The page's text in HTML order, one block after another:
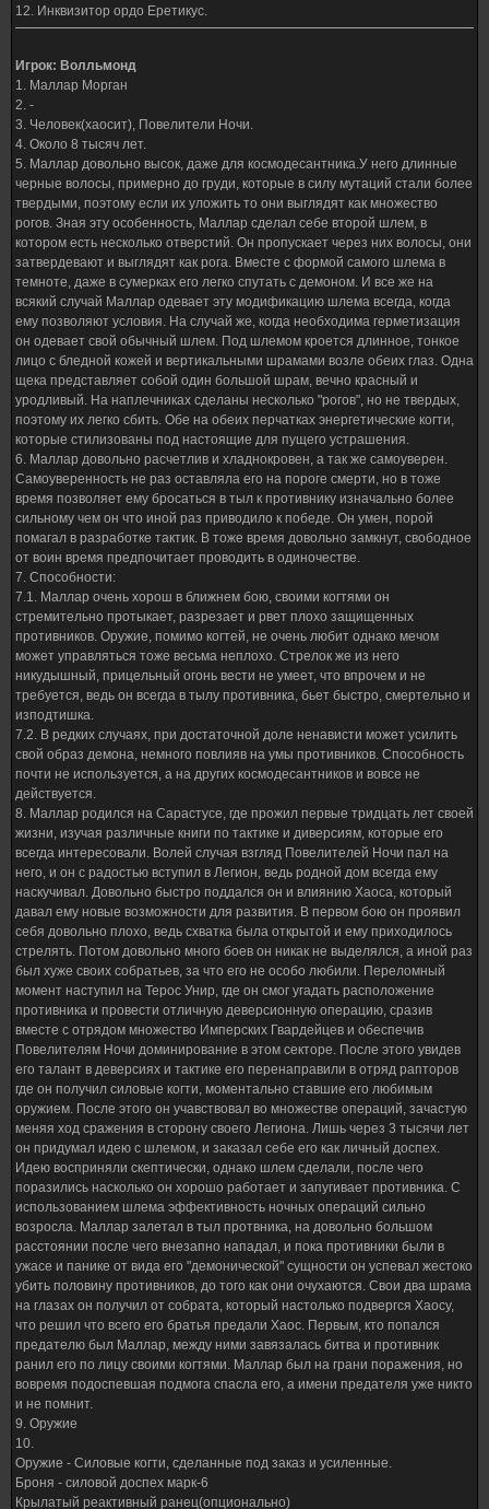
12. Инквизитор ордо Еретикус.
Игрок: Волльмонд
1. Маллар Морган
2. -
3. Человек(хаосит), Повелители Ночи.
4. Около 8 тысяч лет.
5. Маллар довольно высок, даже для космодесантника.У него длинные
черные волосы, примерно до груди, которые в силу мутаций стали более
твердыми, поэтому если их уложить то они выглядят как множество
рогов. Зная эту особенность, Маллар сделал себе второй шлем, в
котором есть несколько отверстий. Он пропускает через них волосы, они
затвердевают и выглядят как рога. Вместе с формой самого шлема в
темноте, даже в сумерках его легко спутать с демоном. И все же на
всякий случай Маллар одевает эту модификацию шлема всегда, когда
ему позволяют условия. На случай же, когда необходима герметизация
он одевает свой обычный шлем. Под шлемом кроется длинное, тонкое
лицо с бледной кожей и вертикальными шрамами возле обеих глаз. Одна
щека представляет собой один большой шрам, вечно красный и
уродливый. На наплечниках сделаны несколько "рогов", но не твердых,
поэтому их легко сбить. Обе на обеих перчатках энергетические когти,
которые стилизованы под настоящие для пущего устрашения.
6. Маллар довольно расчетлив и хладнокровен, а так же самоуверен.
Самоуверенность не раз оставляла его на пороге смерти, но в тоже
время позволяет ему бросаться в тыл к противнику изначально более
сильному чем он что иной раз приводило к победе. Он умен, порой
помагал в разработке тактик. В тоже время довольно замкнут, свободное
от воин время предпочитает проводить в одиночестве.
7. Способности:
7.1. Маллар очень хорош в ближнем бою, своими когтями он
стремительно протыкает, разрезает и рвет плохо защищенных
противников. Оружие, помимо когтей, не очень любит однако мечом
может управляться тоже весьма неплохо. Стрелок же из него
никудышный, прицельный огонь вести не умеет, что впрочем и не
требуется, ведь он всегда в тылу противника, бьет быстро, смертельно и
изподтишка.
7.2. В редких случаях, при достаточной доле ненависти может усилить
свой образ демона, немного повлияв на умы противников. Способность
почти не используется, а на других космодесантников и вовсе не
действуется.
8. Маллар родился на Сарастусе, где прожил первые тридцать лет своей
жизни, изучая различные книги по тактике и диверсиям, которые его
всегда интересовали. Волей случая взгляд Повелителей Ночи пал на
него, и он с радостью вступил в Легион, ведь родной дом всегда ему
наскучивал. Довольно быстро поддался он и влиянию Хаоса, который
давал ему новые возможности для развития. В первом бою он проявил
себя довольно плохо, ведь схватка была открытой и ему приходилось
стрелять. Потом довольно много боев он никак не выделялся, а иной раз
был хуже своих собратьев, за что его не особо любили. Переломный
момент наступил на Терос Унир, где он смог угадать расположение
противника и провести отличную деверсионную операцию, сразив
вместе с отрядом множество Имперских Гвардейцев и обеспечив
Повелителям Ночи доминирование в этом секторе. После этого увидев
его талант в деверсиях и тактике его перенаправили в отряд рапторов
где он получил силовые когти, моментально ставшие его любимым
оружием. После этого он учавствовал во множестве операций, зачастую
меняя ход сражения в сторону своего Легиона. Лишь через 3 тысячи лет
он придумал идею с шлемом, и заказал себе его как личный доспех.
Идею восприняли скептически, однако шлем сделали, после чего
поразились насколько он хорошо работает и запугивает противника. С
использованием шлема эффективность ночных операций сильно
возросла. Маллар залетал в тыл протвника, на довольно большом
расстоянии после чего внезапно нападал, и пока противники были в
ужасе и панике от вида его "демонической" сущности он успевал жестоко
убить половину противников, до того как они очухаются. Свои два шрама
на глазах он получил от собрата, который настолько подвергся Хаосу,
что решил что всего его братья предали Хаос. Первым, кто попался
предателю был Маллар, между ними завязалась битва и противник
ранил его по лицу своими когтями. Маллар был на грани поражения, но
вовремя подоспевшая подмога спасла его, а имени предателя уже никто
и не помнит.
9. Оружие
10.
Оружие - Силовые когти, сделанные под заказ и усиленные.
Броня - силовой доспех марк-6
Крылатый реактивный ранец(опционально)